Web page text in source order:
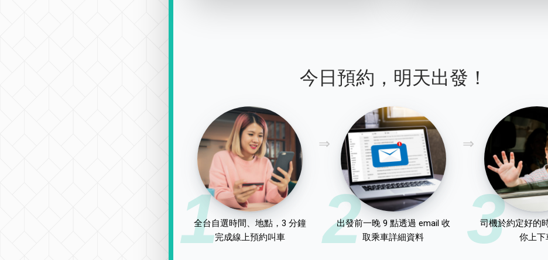
今日預約，明天出發！
1
全台自選時間、地點，3 分鐘
完成線上預約叫車
2
出發前一晚 9 點透過 email 收
取乘車詳細資料
3
司機於約定好的
你上下